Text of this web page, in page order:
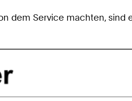
dem Service machten, sind